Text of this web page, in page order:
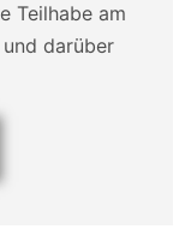
Teilhabe am
darüber